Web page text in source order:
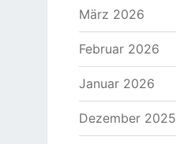
März 2026
Februar 2026
Januar 2026
Dezember 2025